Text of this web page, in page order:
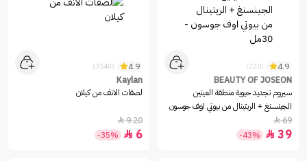
4.9
(220)
BEAUTY OF JOSEON
سيروم تجديد حيوية منطقة العينين
الجينسنغ + الريتينال من بيوتي اوف جوسون
- 30مل
69

39

-43%
4.9
(3548)
Kaylan
لصقات الانف من كيلان
9.20

6

-35%